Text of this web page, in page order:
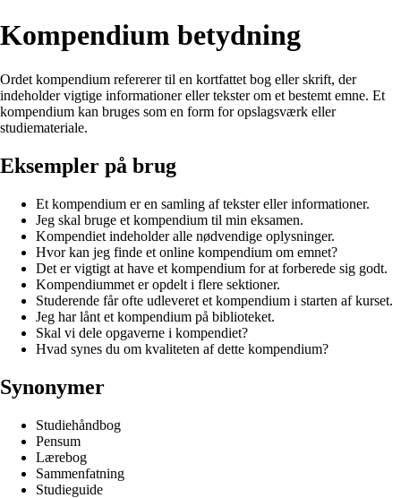
Kompendium betydning
Ordet kompendium refererer til en kortfattet bog eller skrift, der
indeholder vigtige informationer eller tekster om et bestemt emne. Et
kompendium kan bruges som en form for opslagsværk eller
studiemateriale.
Eksempler på brug
Et kompendium er en samling af tekster eller informationer.
Jeg skal bruge et kompendium til min eksamen.
Kompendiet indeholder alle nødvendige oplysninger.
Hvor kan jeg finde et online kompendium om emnet?
Det er vigtigt at have et kompendium for at forberede sig godt.
Kompendiummet er opdelt i flere sektioner.
Studerende får ofte udleveret et kompendium i starten af kurset.
Jeg har lånt et kompendium på biblioteket.
Skal vi dele opgaverne i kompendiet?
Hvad synes du om kvaliteten af dette kompendium?
Synonymer
Studiehåndbog
Pensum
Lærebog
Sammenfatning
Studieguide